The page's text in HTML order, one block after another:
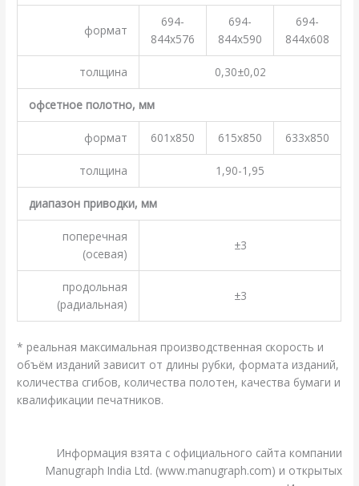
формат
694-
844х576
694-
844х590
694-
844х608
толщина 0,30±0,02
офсетное полотно, мм
формат 601х850 615х850 633х850
толщина 1,90-1,95
диапазон приводки, мм
поперечная
(осевая)
±3
продольная
(радиальная)
±3
* реальная максимальная производственная скорость и
объём изданий зависит от длины рубки, формата изданий,
количества сгибов, количества полотен, качества бумаги и
квалификации печатников.
Информация взята с официального сайта компании
Manugraph India Ltd. (www.manugraph.com) и открытых